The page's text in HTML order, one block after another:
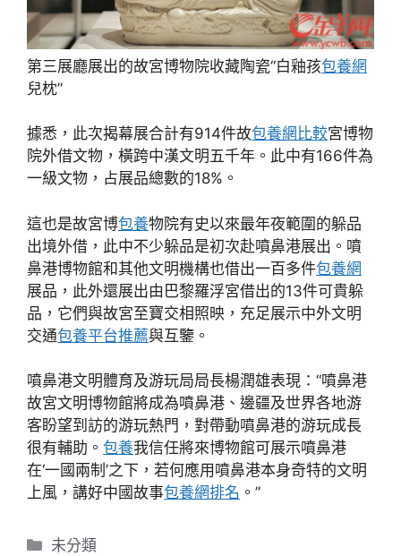
第三展廳展出的故宮博物院收藏陶瓷“白釉孩包養網
兒枕”
據悉，此次揭幕展合計有914件故包養網比較宮博物
院外借文物，橫跨中漢文明五千年。此中有166件為
一級文物，占展品總數的18%。
這也是故宮博包養物院有史以來最年夜範圍的躲品
出境外借，此中不少躲品是初次赴噴鼻港展出。噴
鼻港博物館和其他文明機構也借出一百多件包養網
展品，此外還展出由巴黎羅浮宮借出的13件可貴躲
品，它們與故宮至寶交相照映，充足展示中外文明
交通包養平台推薦與互鑒。
噴鼻港文明體育及游玩局局長楊潤雄表現：“噴鼻港
故宮文明博物館將成為噴鼻港、邊疆及世界各地游
客盼望到訪的游玩熱門，對帶動噴鼻港的游玩成長
很有輔助。 包養我信任將來博物館可展示噴鼻港
在‘一國兩制’之下，若何應用噴鼻港本身奇特的文明
上風，講好中國故事包養網排名 。”
分
未分類